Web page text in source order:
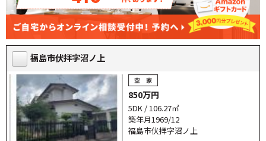
福島市伏拝字沼ノ上
850万円
5DK / 106.27㎡
築年月1969/12
福島市伏拝字沼ノ上